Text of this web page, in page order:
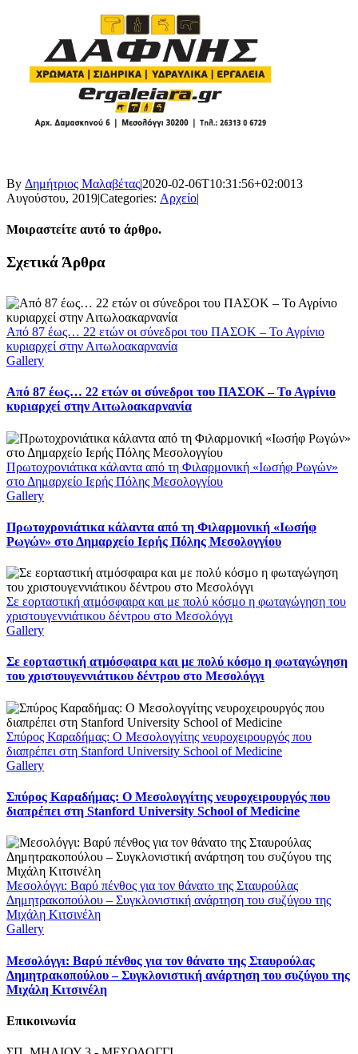
By Δημήτριος Μαλαβέτας|2020-02-06T10:31:56+02:0013
Αυγούστου, 2019|Categories: Αρχείο|
Μοιραστείτε αυτό το άρθρο.
Facebook
X
LinkedIn
WhatsApp
Email
Σχετικά Άρθρα
Από 87 έως… 22 ετών οι σύνεδροι του ΠΑΣΟΚ – Το Αγρίνιο
κυριαρχεί στην Αιτωλοακαρνανία
Gallery
Από 87 έως… 22 ετών οι σύνεδροι του ΠΑΣΟΚ – Το Αγρίνιο
κυριαρχεί στην Αιτωλοακαρνανία
Πρωτοχρονιάτικα κάλαντα από τη Φιλαρμονική «Ιωσήφ Ρωγών»
στο Δημαρχείο Ιερής Πόλης Μεσολογγίου
Gallery
Πρωτοχρονιάτικα κάλαντα από τη Φιλαρμονική «Ιωσήφ
Ρωγών» στο Δημαρχείο Ιερής Πόλης Μεσολογγίου
Σε εορταστική ατμόσφαιρα και με πολύ κόσμο η φωταγώγηση του
χριστουγεννιάτικου δέντρου στο Μεσολόγγι
Gallery
Σε εορταστική ατμόσφαιρα και με πολύ κόσμο η φωταγώγηση
του χριστουγεννιάτικου δέντρου στο Μεσολόγγι
Σπύρος Καραδήμας: Ο Μεσολογγίτης νευροχειρουργός που
διαπρέπει στη Stanford University School of Medicine
Gallery
Σπύρος Καραδήμας: Ο Μεσολογγίτης νευροχειρουργός που
διαπρέπει στη Stanford University School of Medicine
Μεσολόγγι: Βαρύ πένθος για τον θάνατο της Σταυρούλας
Δημητρακοπούλου – Συγκλονιστική ανάρτηση του συζύγου της
Μιχάλη Κιτσινέλη
Gallery
Μεσολόγγι: Βαρύ πένθος για τον θάνατο της Σταυρούλας
Δημητρακοπούλου – Συγκλονιστική ανάρτηση του συζύγου της
Μιχάλη Κιτσινέλη
Επικοινωνία